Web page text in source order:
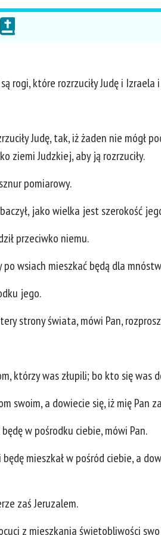
rogi, które rozrzuciły Judę i Izraela
Judę, tak, iż żaden nie mógł
ziemi Judzkiej, aby ją rozrzuciły.
pomiarowy.
jako wielka jest szerokość
przeciwko niemu.
wsiach mieszkać będą dla
jego.
strony świata, mówi Pan,
którzy was złupili; bo kto się was
swoim, a dowiecie się, iż mię Pan
w pośrodku ciebie, mówi Pan.
mieszkał w pośród ciebie, a
zaś Jeruzalem.
z mieszkania świętobliwości